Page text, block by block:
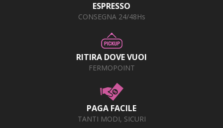
ESPRESSO
CONSEGNA 24/48Hs
RITIRA DOVE VUOI
FERMOPOINT
PAGA FACILE
TANTI MODI, SICURI